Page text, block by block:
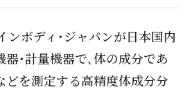
ボディ･ジャパンが日本国内
･計量機器で､体の成分であ
どを測定する高精度体成分分